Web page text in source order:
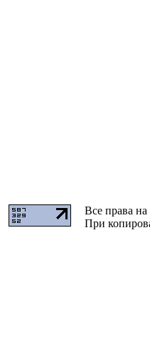
Все права
При